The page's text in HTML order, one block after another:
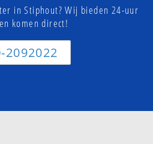
in Stiphout? Wij bieden 24-uur
komen direct!
2092022